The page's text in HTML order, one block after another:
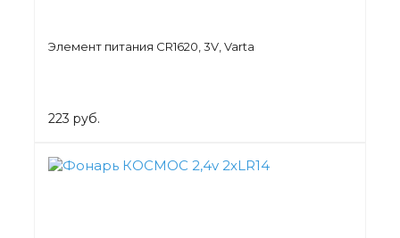
Элемент питания CR1620, 3V, Varta
223 руб.